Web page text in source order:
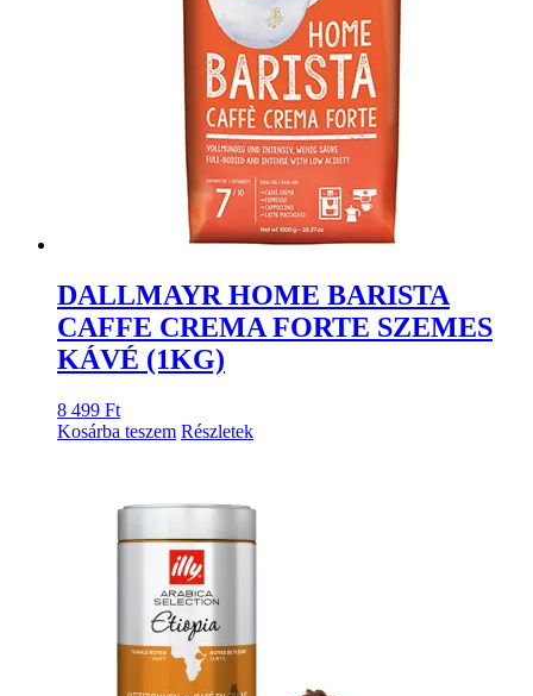
DALLMAYR HOME BARISTA
CAFFE CREMA FORTE SZEMES
KÁVÉ (1KG)
8 499 Ft
Kosárba teszem Részletek